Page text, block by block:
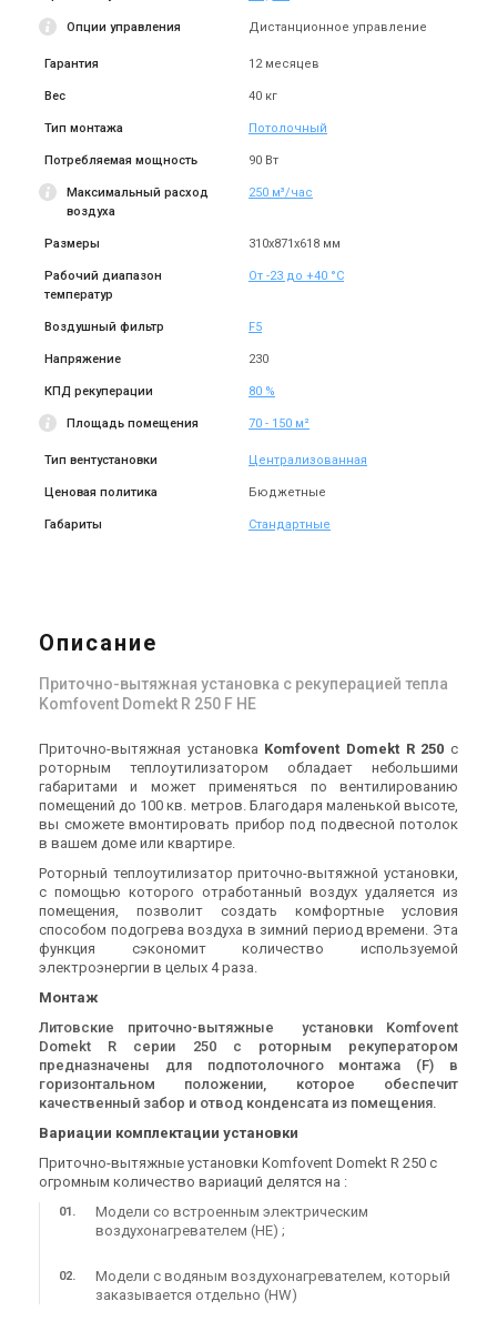
В наличии Оставить отзыв
установка Komfovent H-L1-
F7/M5-C6M-L/AZ
198 550 грн
Купить
В наличии Оставить отзыв
установка Komfovent F-R1-
187 682 грн
Купить
В наличии Оставить отзыв
установка Komfovent F-L1-
F7/M5-C6M-L/A"
Цена
В наличии
установка Komfovent F-R1-
Цена
Приточно-вытяжная
установка Komfovent F-L1-
F7/M5-C6M-L/AZ
Цена
197 923 грн
Купить
Литва
Приточно-вытяжная
установка Komfovent
Domekt R 200
Цена
Купить
В наличии
Приточно-вытяжная
установка Komfovent V-R1-
149 906 грн
Купить
Оставить отзыв
установка Komfovent V-L1-
149 906 грн
Купить
Оставить отзыв В наличии
Опции управления Дистанционное управление
Гарантия 12 месяцев
Вес 40 кг
Тип монтажа Потолочный
Потребляемая мощность 90 Вт
Максимальный расход
воздуха
250 м³/час
Размеры 310х871х618 мм
Рабочий диапазон
температур
От -23 до +40 °С
Воздушный фильтр F5
Напряжение 230
КПД рекуперации 80 %
Площадь помещения 70 - 150 м²
Тип вентустановки Централизованная
Ценовая политика Бюджетные
Габариты Стандартные
Описание
Приточно-вытяжная установка с рекуперацией тепла
Komfovent Domekt R 250 F HE
Приточно-вытяжная установка Komfovent Domekt R 250с
роторным теплоутилизатором обладает небольшими
габаритами и может применяться по вентилированию
помещений до 100 кв. метров. Благодаря маленькой высоте,
вы сможете вмонтировать прибор под подвесной потолок
в вашем доме или квартире.
Роторный теплоутилизатор приточно-вытяжной установки,
с помощью которого отработанный воздух удаляется из
помещения, позволит создать комфортные условия
способом подогрева воздуха в зимний период времени. Эта
функция сэкономит количество используемой
электроэнергии в целых 4 раза.
Монтаж
Литовские приточно-вытяжные установки Komfovent
Domekt R серии 250 с роторным рекуператором
предназначены для подпотолочного монтажа (F) в
горизонтальном положении, которое обеспечит
качественный забор и отвод конденсата из помещения.
Вариации комплектации установки
Приточно-вытяжные установки Komfovent Domekt R 250 с
огромным количество вариаций делятся на :
Модели со встроенным электрическим
воздухонагревателем (HE) ;
Модели с водяным воздухонагревателем, который
заказывается отдельно (HW)